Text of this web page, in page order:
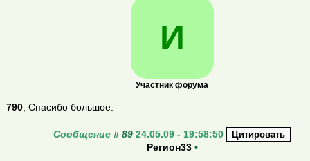
И
Участник форума
790 , Спасибо большое.
Сообщение # 89 24.05.09 - 19:58:50
Регион33 •